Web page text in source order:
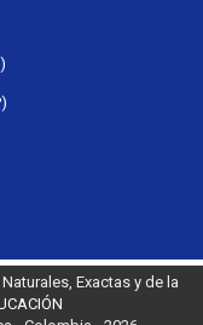
Exactas y de la